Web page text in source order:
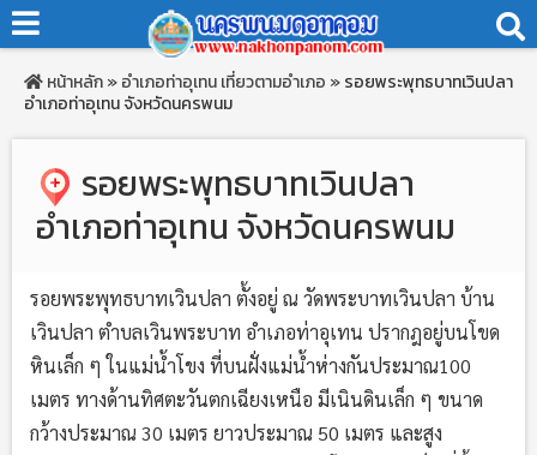
หน้าหลัก»อำเภอท่าอุเทนเที่ยวตามอำเภอ »รอยพระพุทธบาทเวินปลา
อำเภอท่าอุเทน จังหวัดนครพนม
รอยพระพุทธบาทเวินปลา
อำเภอท่าอุเทน จังหวัดนครพนม
รอยพระพุทธบาทเวินปลา ตั้งอยู่ ณ วัดพระบาทเวินปลา บ้าน
เวินปลา ตำบลเวินพระบาท อำเภอท่าอุเทน ปรากฎอยู่บนโขด
หินเล็ก ๆ ในแม่น้ำโขง ที่บนฝั่งแม่น้ำห่างกันประมาณ100
เมตร ทางด้านทิศตะวันตกเฉียงเหนือ มีเนินดินเล็ก ๆ ขนาด
กว้างประมาณ 30 เมตร ยาวประมาณ 50 เมตร และสูง